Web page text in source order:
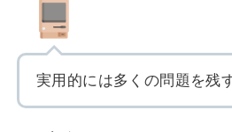
実用的には多くの問題を残